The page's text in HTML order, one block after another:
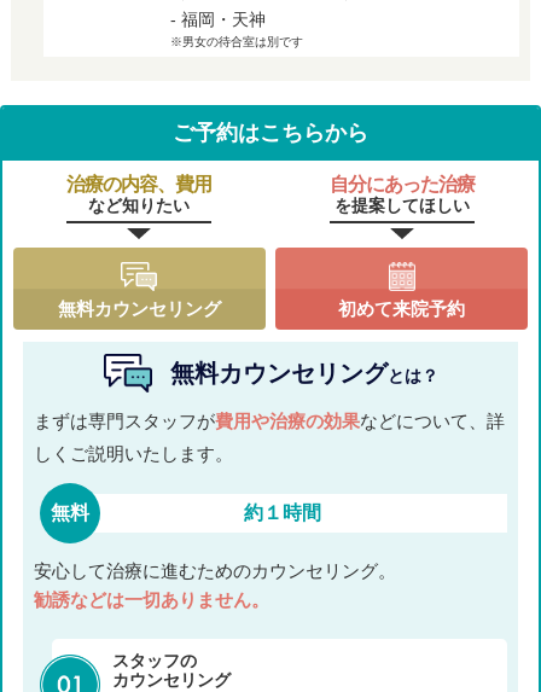
- 福岡・天神
※男女の待合室は別です
ご予約はこちらから
治療の内容、費用
など知りたい
自分にあった治療
を提案してほしい
無料カウンセリング 初めて来院予約
無料カウンセリングとは？
まずは専門スタッフが費用や治療の効果などについて、詳
しくご説明いたします。
無料 約１時間
安心して治療に進むためのカウンセリング。
勧誘などは一切ありません。
スタッフの
カウンセリング